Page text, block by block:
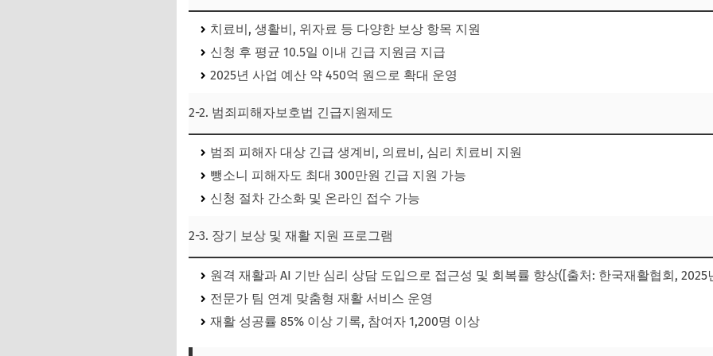
치료비, 생활비, 위자료 등 다양한 보상 항목 지원
신청 후 평균 10.5일 이내 긴급 지원금 지급
2025년 사업 예산 약 450억 원으로 확대 운영
2-2. 범죄피해자보호법 긴급지원제도
범죄 피해자 대상 긴급 생계비, 의료비, 심리 치료비 지원
뺑소니 피해자도 최대 300만원 긴급 지원 가능
신청 절차 간소화 및 온라인 접수 가능
2-3. 장기 보상 및 재활 지원 프로그램
원격 재활과 AI 기반 심리 상담 도입으로 접근성 및 회복률 향상([출처: 한국재활협회, 2025
전문가 팀 연계 맞춤형 재활 서비스 운영
재활 성공률 85% 이상 기록, 참여자 1,200명 이상